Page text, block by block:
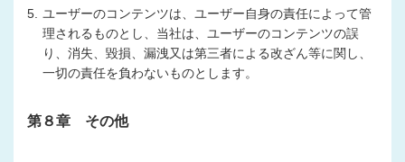
5. ユーザーのコンテンツは、ユーザー自身の責任によって管
理されるものとし、当社は、ユーザーのコンテンツの誤
り、消失、毀損、漏洩又は第三者による改ざん等に関し、
一切の責任を負わないものとします。
第８章 その他